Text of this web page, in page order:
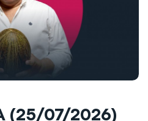
(25/07/2026)